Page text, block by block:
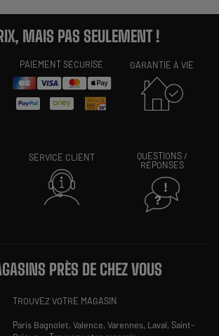
MAIS PAS SEULEMENT !
PAIEMENT SÉCURISÉ GARANTIE À VIE
SERVICE CLIENT
QUESTIONS /
RÉPONSES
PRÈS DE CHEZ VOUS
TROUVEZ VOTRE MAGASIN
Paris Bagnolet,Valence,Varennes, Laval,Saint-